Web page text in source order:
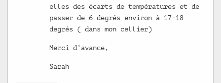
elles des écarts de températures et de
passer de 6 degrés environ à 17-18
degrés ( dans mon cellier)
Merci d’avance,
Sarah